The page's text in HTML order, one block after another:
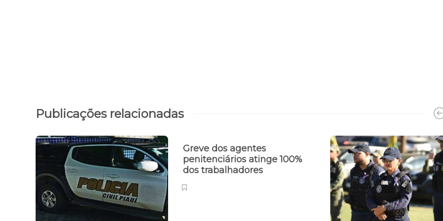
Publicações relacionadas
Greve dos agentes
penitenciários atinge 100%
dos trabalhadores